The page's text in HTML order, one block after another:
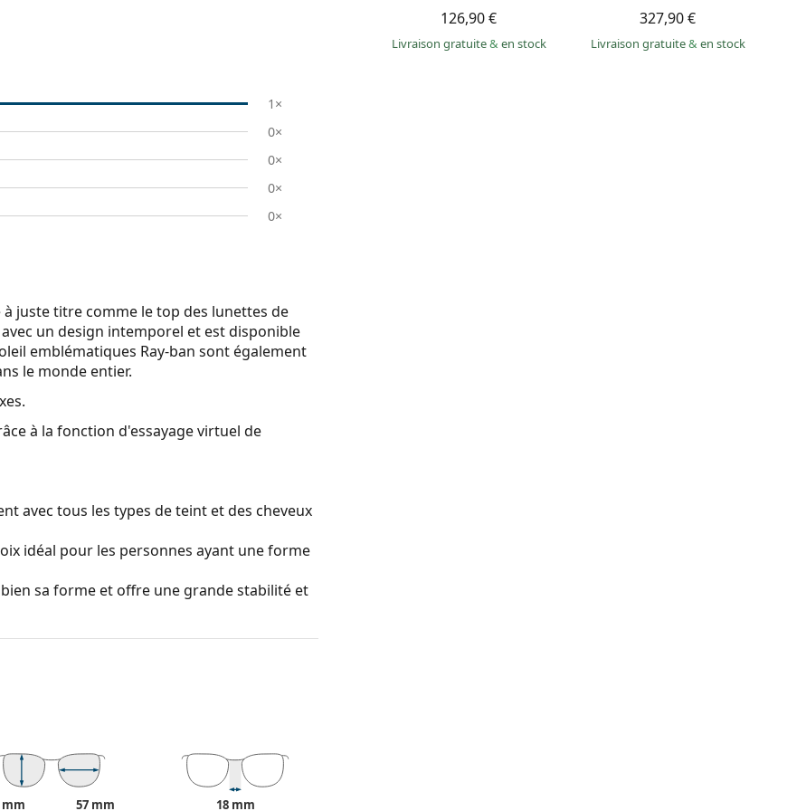
126,90 €
Livraison gratuite& en stock
327,90 €
Livraison gratuite& en stock
1×
0×
0×
0×
0×
juste titre comme le top des lunettes de
un design intemporel et est disponible
emblématiques Ray-ban sont également
le monde entier.
à la fonction d'essayage virtuel de
avec tous les types de teint et des cheveux
idéal pour les personnes ayant une forme
sa forme et offre une grande stabilité et
du nez et offrent ainsi un meilleur
être effectué par un opticien
reflets lumineux. Les joueurs de tennis les
de la balle de tennis jaune et du
mm 57 mm 18 mm